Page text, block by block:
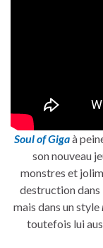
Soul of Gigaà
son nouveau
monstres et
destruction dans
mais dans un style
toutefois lui